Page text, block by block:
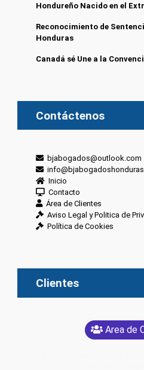
Hondureño Nacido en el
Reconocimiento de
Honduras
Canadá sé Une a la
Contáctenos
bjabogados@outlook.com
Inicio
Contacto
Área de Clientes
Aviso Legal y Politica de
Política de Cookies
Clientes
Area de